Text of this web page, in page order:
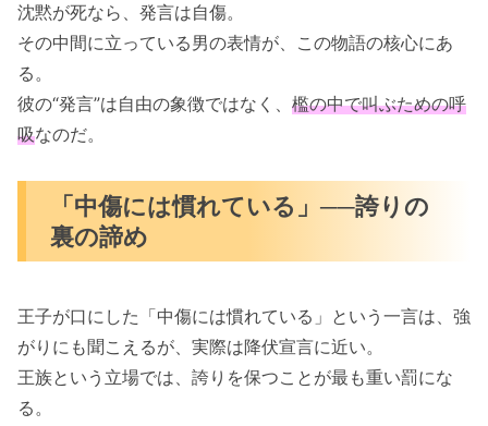
沈黙が死なら、発言は自傷。
その中間に立っている男の表情が、この物語の核心にあ
る。
彼の“発言”は自由の象徴ではなく、 檻の中で叫ぶための呼
吸なのだ。
「中傷には慣れている」──誇りの
裏の諦め
王子が口にした「中傷には慣れている」という一言は、強
がりにも聞こえるが、実際は降伏宣言に近い。
王族という立場では、誇りを保つことが最も重い罰にな
る。